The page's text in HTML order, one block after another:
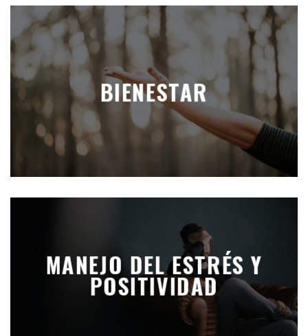
BIENESTAR
MANEJO DEL ESTRÉS Y
POSITIVIDAD